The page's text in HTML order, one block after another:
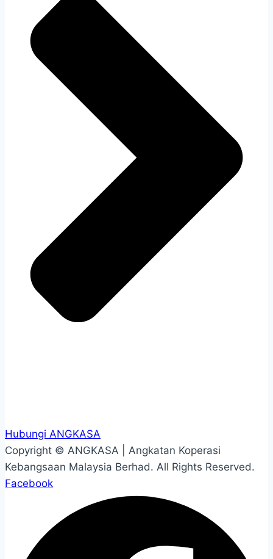
Hubungi ANGKASA
Copyright © ANGKASA | Angkatan Koperasi
Kebangsaan Malaysia Berhad. All Rights Reserved.
Facebook